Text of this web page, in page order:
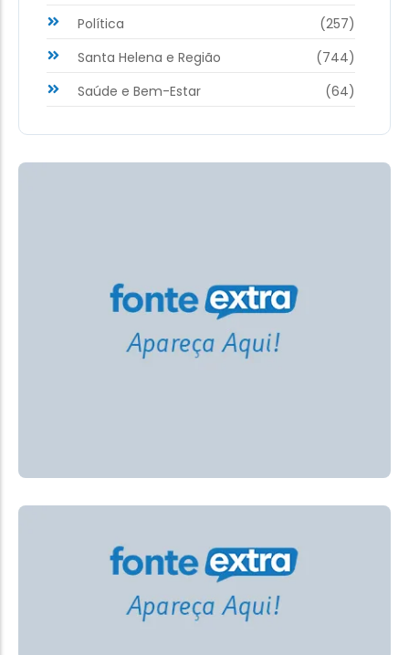
Política
(257)
Santa Helena e Região
(744)
Saúde e Bem-Estar
(64)